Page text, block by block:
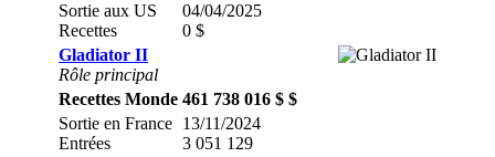
Sortie aux US
Recettes
04/04/2025
0 $
Gladiator II
Rôle principal
Recettes Monde 461 738 016 $ $
Sortie en France
Entrées
13/11/2024
3 051 129